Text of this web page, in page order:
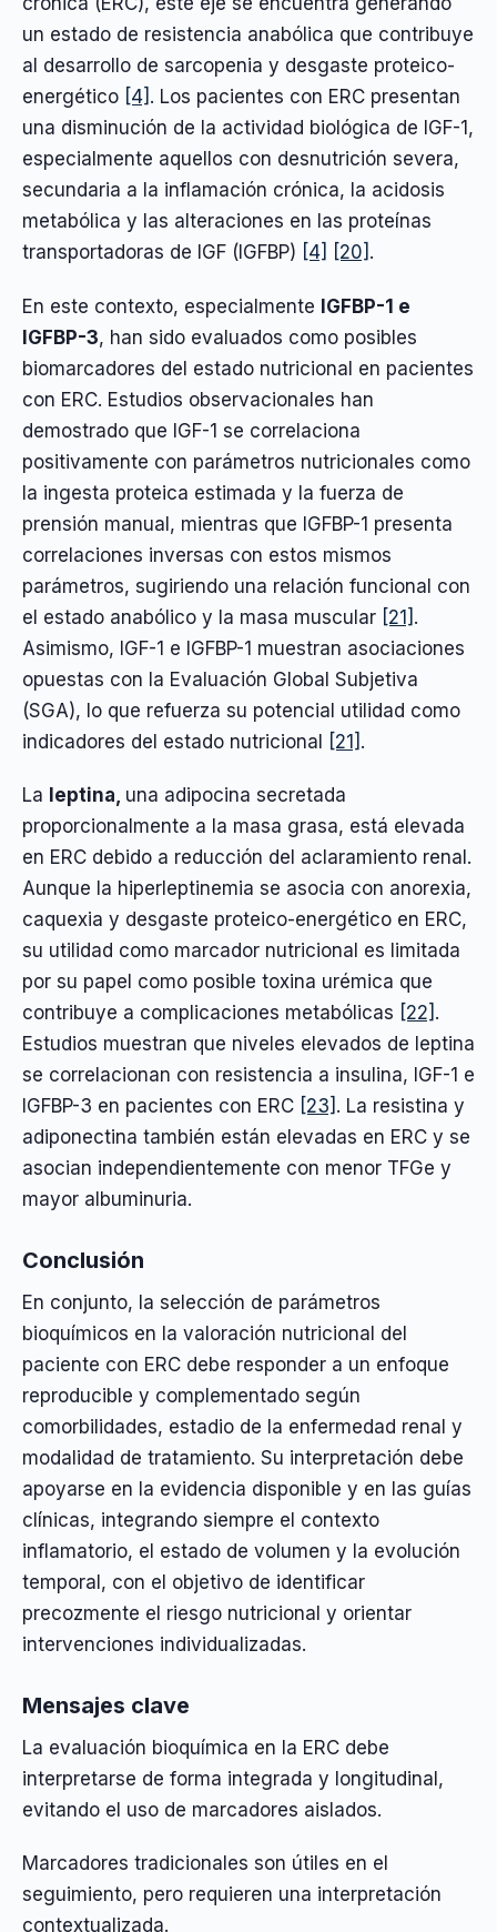
un estado de resistencia anabólica que contribuye
al desarrollo de sarcopenia y desgaste proteico-
energético [4] . Los pacientes con ERC presentan
una disminución de la actividad biológica de IGF-1,
especialmente aquellos con desnutrición severa,
secundaria a la inflamación crónica, la acidosis
metabólica y las alteraciones en las proteínas
transportadoras de IGF (IGFBP) [4] [20] .
En este contexto, especialmente IGFBP-1 e
IGFBP-3, han sido evaluados como posibles
biomarcadores del estado nutricional en pacientes
con ERC. Estudios observacionales han
demostrado que IGF-1 se correlaciona
positivamente con parámetros nutricionales como
la ingesta proteica estimada y la fuerza de
prensión manual, mientras que IGFBP-1 presenta
correlaciones inversas con estos mismos
parámetros, sugiriendo una relación funcional con
el estado anabólico y la masa muscular [21] .
Asimismo, IGF-1 e IGFBP-1 muestran asociaciones
opuestas con la Evaluación Global Subjetiva
(SGA), lo que refuerza su potencial utilidad como
indicadores del estado nutricional [21] .
La leptina, una adipocina secretada
proporcionalmente a la masa grasa, está elevada
en ERC debido a reducción del aclaramiento renal.
Aunque la hiperleptinemia se asocia con anorexia,
caquexia y desgaste proteico-energético en ERC,
su utilidad como marcador nutricional es limitada
por su papel como posible toxina urémica que
contribuye a complicaciones metabólicas [22] .
Estudios muestran que niveles elevados de leptina
se correlacionan con resistencia a insulina, IGF-1 e
IGFBP-3 en pacientes con ERC [23] . La resistina y
adiponectina también están elevadas en ERC y se
asocian independientemente con menor TFGe y
mayor albuminuria.
Conclusión
En conjunto, la selección de parámetros
bioquímicos en la valoración nutricional del
paciente con ERC debe responder a un enfoque
reproducible y complementado según
comorbilidades, estadio de la enfermedad renal y
modalidad de tratamiento. Su interpretación debe
apoyarse en la evidencia disponible y en las guías
clínicas, integrando siempre el contexto
inflamatorio, el estado de volumen y la evolución
temporal, con el objetivo de identificar
precozmente el riesgo nutricional y orientar
intervenciones individualizadas.
Mensajes clave
La evaluación bioquímica en la ERC debe
interpretarse de forma integrada y longitudinal,
evitando el uso de marcadores aislados.
Marcadores tradicionales son útiles en el
seguimiento, pero requieren una interpretación
contextualizada.